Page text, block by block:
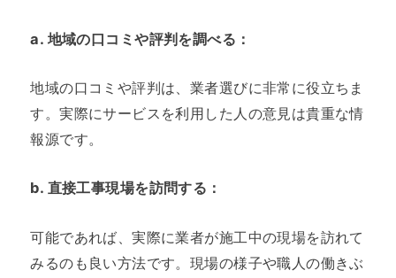
a. 地域の口コミや評判を調べる ：
地域の口コミや評判は、業者選びに非常に役立ちま
す。実際にサービスを利用した人の意見は貴重な情
報源です。
b. 直接工事現場を訪問する ：
可能であれば、実際に業者が施工中の現場を訪れて
みるのも良い方法です。現場の様子や職人の働きぶ